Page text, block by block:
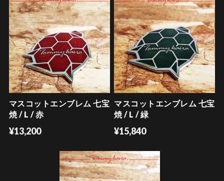
マスコットエンブレム 七宝
焼 / L / 赤
¥13,200
マスコットエンブレム 七宝
焼 / L / 緑
¥15,840